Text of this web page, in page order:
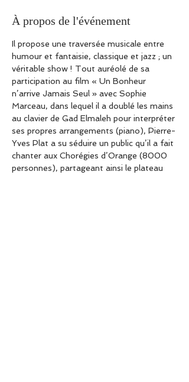
À propos de l'événement
Il propose une traversée musicale entre
humour et fantaisie, classique et jazz ; un
véritable show ! Tout auréolé de sa
participation au film « Un Bonheur
n’arrive Jamais Seul » avec Sophie
Marceau, dans lequel il a doublé les mains
au clavier de Gad Elmaleh pour interpréter
ses propres arrangements (piano), Pierre-
Yves Plat a su séduire un public qu’il a fait
chanter aux Chorégies d’Orange (8000
personnes), partageant ainsi le plateau